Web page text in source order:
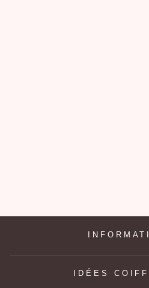
IDÉES